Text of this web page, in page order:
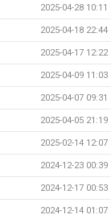
2025-04-28 10:11
2025-04-18 22:44
2025-04-17 12:22
2025-04-09 11:03
2025-04-07 09:31
2025-04-05 21:19
2025-02-14 12:07
2024-12-23 00:39
2024-12-17 00:53
2024-12-14 01:07